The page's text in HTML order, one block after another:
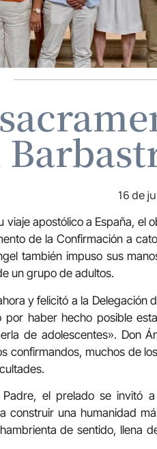
16 de
apostólico a España, el
de la Confirmación a
también impuso sus
un grupo de adultos.
y felicitó a la Delegación
haber hecho posible
de adolescentes». Don
confirmandos, muchos de
.
el prelado se invitó
construir una humanidad
de sentido, llena